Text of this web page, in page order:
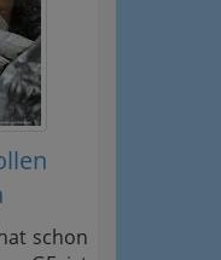
schon